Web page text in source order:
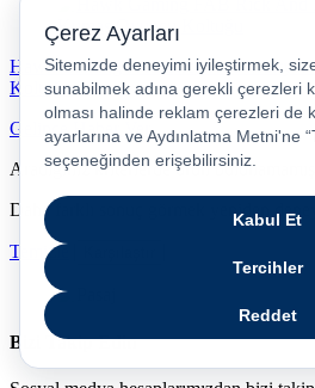
Hawk Gaming FAB Rick And Morty V
Koltuğu
Gelince Haber Ver
Aradığınız kriterlerde ürün
Daha farklı sonuç görmek yeniden
Temizle
Bizi Takip Edin